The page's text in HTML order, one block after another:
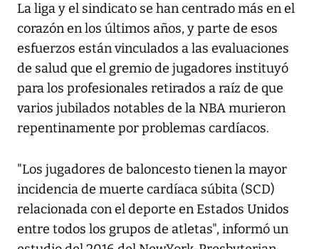
La liga y el sindicato se han centrado más en el
corazón en los últimos años, y parte de esos
esfuerzos están vinculados a las evaluaciones
de salud que el gremio de jugadores instituyó
para los profesionales retirados a raíz de que
varios jubilados notables de la NBA murieron
repentinamente por problemas cardíacos.
"Los jugadores de baloncesto tienen la mayor
incidencia de muerte cardíaca súbita (SCD)
relacionada con el deporte en Estados Unidos
entre todos los grupos de atletas", informó un